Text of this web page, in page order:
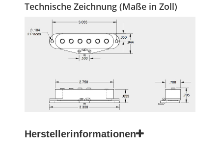
Technische Zeichnung (Maße in Zoll)
Herstellerinformationen